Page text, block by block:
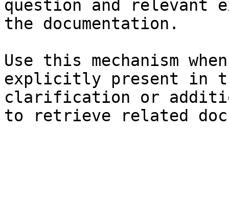
question and relevant
the documentation.
Use this mechanism
explicitly present in
clarification or